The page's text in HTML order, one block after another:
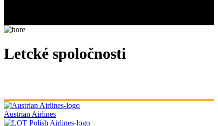
Letcké spoločnosti
Austrian Airlines